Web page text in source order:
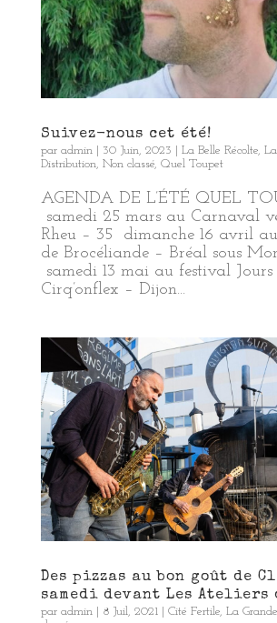
Suivez-nous cet été!
par admin| 30 Juin, 2023 La Belle Récolte,
Distribution, Non classé, Quel Toupet
AGENDA DE L’ÉTÉ QUEL
samedi 25 mars au Carnaval
Rheu – 35 dimanche 16 avril
de Brocéliande – Bréal sous
samedi 13 mai au festival Jours
Cirq’onflex – Dijon...
Des pizzas au bon goût de
samedi devant Les Ateliers
par admin| 8 Juil, 2021| Cité Fertile, La